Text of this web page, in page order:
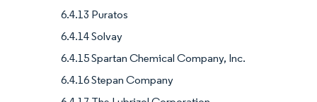
6.4.13 Puratos
6.4.14 Solvay
6.4.15 Spartan Chemical Company, Inc.
6.4.16 Stepan Company